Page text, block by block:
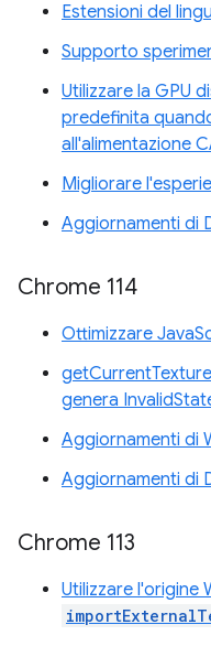
Estensioni del
Supporto
Utilizzare la GPU
predefinita
all'alimentazione
Migliorare
Aggiornamenti di
Chrome 114
Ottimizzare
genera
Aggiornamenti di
Aggiornamenti di
Chrome 113
Utilizzare l'origine